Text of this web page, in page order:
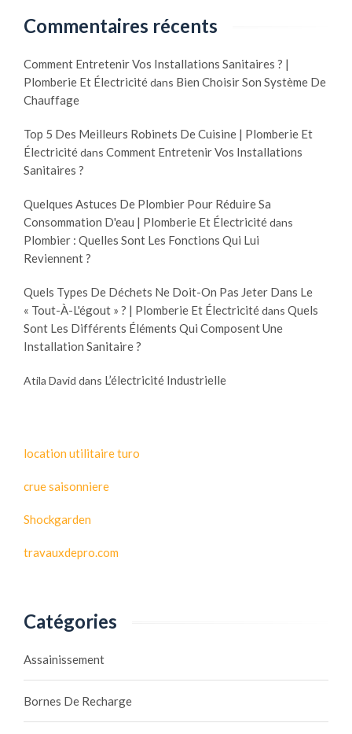
Commentaires récents
Comment Entretenir Vos Installations Sanitaires ? |
Plomberie Et Électricitédans Bien Choisir Son Système De
Chauffage
Top 5 Des Meilleurs Robinets De Cuisine | Plomberie Et
Électricitédans Comment Entretenir Vos Installations
Sanitaires ?
Quelques Astuces De Plombier Pour Réduire Sa
Consommation D'eau | Plomberie Et Électricitédans
Plombier : Quelles Sont Les Fonctions Qui Lui
Reviennent ?
Quels Types De Déchets Ne Doit-On Pas Jeter Dans Le
« Tout-À-L'égout » ? | Plomberie Et Électricitédans Quels
Sont Les Différents Éléments Qui Composent Une
Installation Sanitaire ?
Atila David dans L’électricité Industrielle
location utilitaire turo
crue saisonniere
Shockgarden
travauxdepro.com
Catégories
Assainissement
Bornes De Recharge